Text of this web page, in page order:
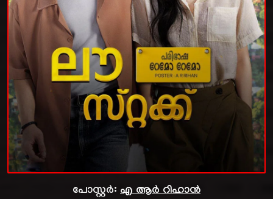
പോസ്റ്റർ: എ ആർ റിഹാൻ